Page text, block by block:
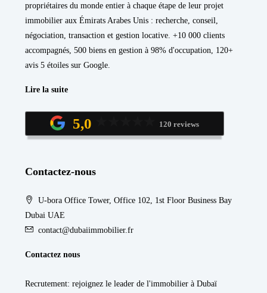
propriétaires du monde entier à chaque étape de leur projet
immobilier aux Émirats Arabes Unis : recherche, conseil,
négociation, transaction et gestion locative. +10 000 clients
accompagnés, 500 biens en gestion à 98% d'occupation, 120+
avis 5 étoiles sur Google.
Lire la suite
5,0 120 reviews
Contactez-nous
U-bora Office Tower, Office 102, 1st Floor Business Bay
Dubai UAE
contact@dubaiimmobilier.fr
Contactez nous
Recrutement: rejoignez le leader de l'immobilier à Dubaï